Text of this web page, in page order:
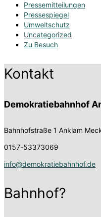
Pressemitteilungen
Pressespiegel
Umweltschutz
Uncategorized
Zu Besuch
Kontakt
Demokratiebahnhof
Bahnhofstraße 1 Anklam
0157-53373069
info@demokratiebahnhof.de
Bahnhof?